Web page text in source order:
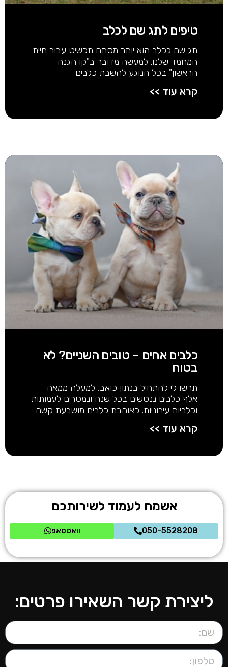
טיפים לתג שם לכלב
תג שם לכלב הוא יותר מסתם תכשיט עבור חיית
המחמד שלנו. למעשה מדובר ב"קו הגנה
הראשון" בכל הנוגע להשבת כלבים
קרא עוד >>
כלבים אחים – טובים השניים? לא
בטוח
תרשו לי להתחיל בנתון כואב, למעלה ממאה
אלף כלבים ננטשים בכל שנה ונמסרים לעמותות
וכלביות עירוניות. כאוהבת כלבים מושבעת קשה
קרא עוד >>
אשמח לעמוד לשירותכם
050-5528208 וואטסאפ
ליצירת קשר השאירו פרטים: